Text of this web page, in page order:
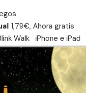
1,79€, Ahora gratis
Walk iPhone e iPad